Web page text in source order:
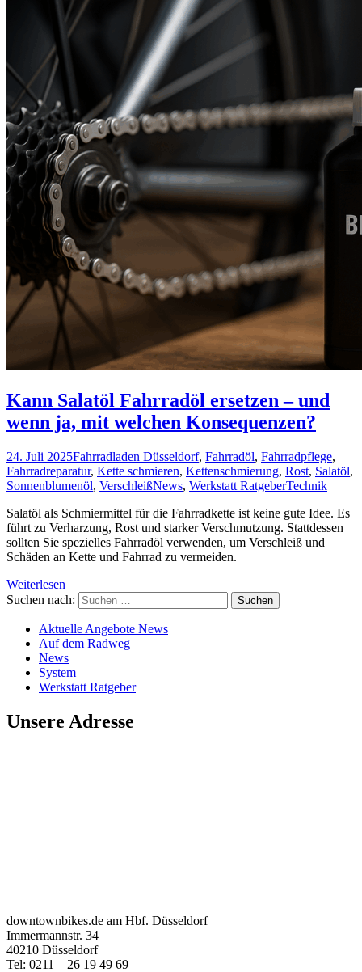
Kann Salatöl Fahrradöl ersetzen – und
wenn ja, mit welchen Konsequenzen?
24. Juli 2025Fahrradladen Düsseldorf, Fahrradöl, Fahrradpflege,
Fahrradreparatur, Kette schmieren, Kettenschmierung, Rost, Salatöl,
Sonnenblumenöl, VerschleißNews, Werkstatt RatgeberTechnik
Salatöl als Schmiermittel für die Fahrradkette ist keine gute Idee. Es
führt zu Verharzung, Rost und starker Verschmutzung. Stattdessen
sollten Sie spezielles Fahrradöl verwenden, um Verschleiß und
Schäden an Kette und Fahrrad zu vermeiden.
Weiterlesen
Suchen nach:
Aktuelle Angebote News
Auf dem Radweg
News
System
Werkstatt Ratgeber
Unsere Adresse
downtownbikes.de am Hbf. Düsseldorf
Immermannstr. 34
40210 Düsseldorf
Tel: 0211 – 26 19 49 69